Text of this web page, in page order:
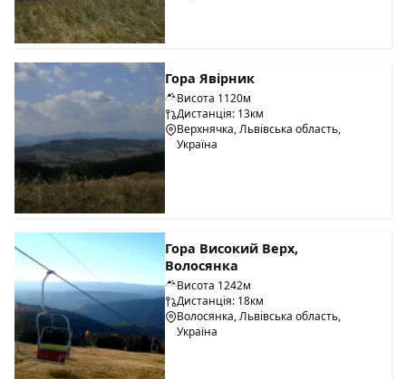
Гора Явірник
Висота 1120м
Дистанція: 13км
Верхнячка, Львівська область,
Україна
Гора Високий Верх,
Волосянка
Висота 1242м
Дистанція: 18км
Волосянка, Львівська область,
Україна